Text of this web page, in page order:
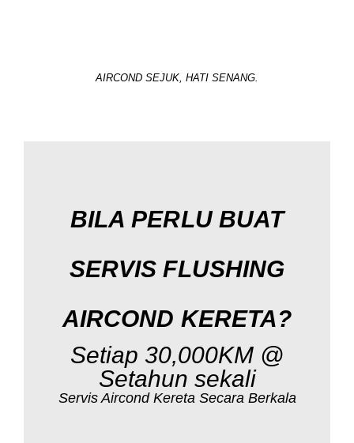
AIRCOND SEJUK, HATI SENANG.
BILA PERLU BUAT
SERVIS FLUSHING
AIRCOND KERETA?
Setiap 30,000KM @
Setahun sekali
Servis Aircond Kereta Secara Berkala